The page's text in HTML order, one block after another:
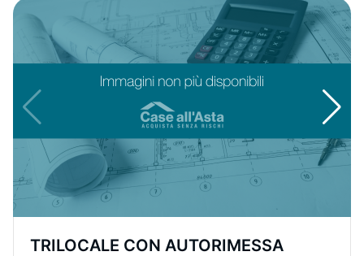
TRILOCALE CON AUTORIMESSA